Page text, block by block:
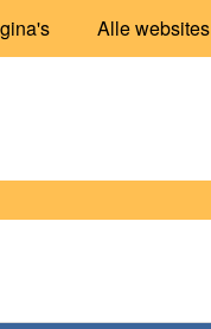
Alle websites